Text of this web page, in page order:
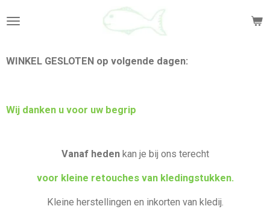
direct
de
WINKEL GESLOTEN op volgende dagen:
Wij danken u voor uw begrip
Vanaf heden kan je bij ons terecht
voor kleine retouches van kledingstukken.
Kleine herstellingen en inkorten van kledij.